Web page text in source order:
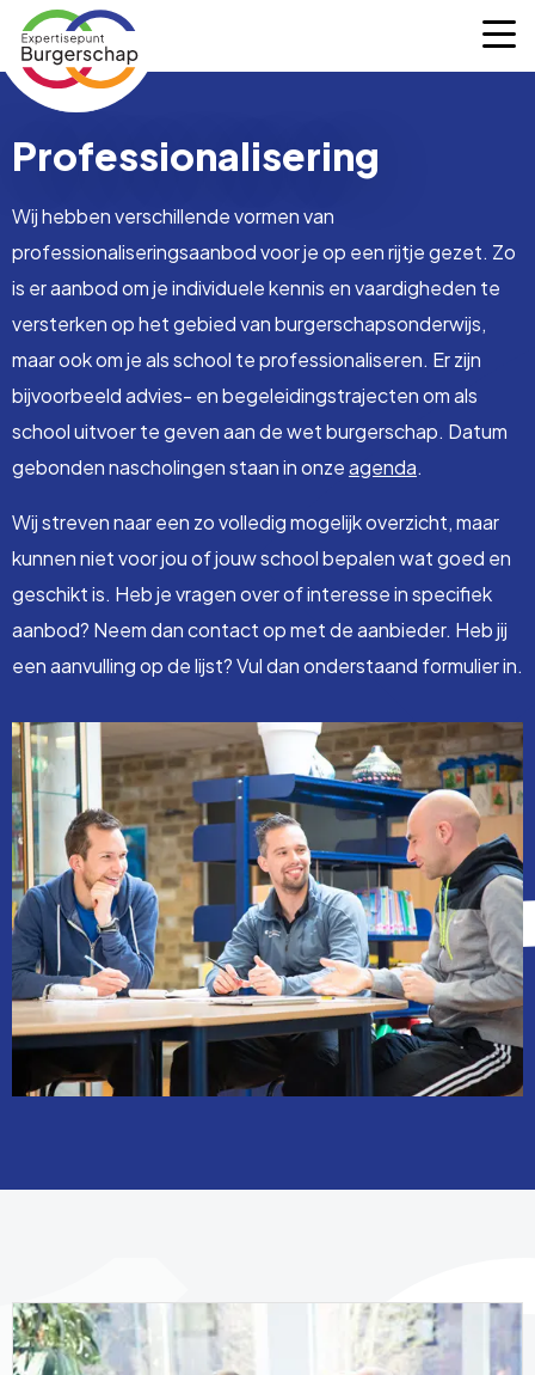
Expertisepunt
Burgerschap
Professionalisering
Wij hebben verschillende vormen van
professionaliseringsaanbod voor je op een rijtje gezet. Zo
is er aanbod om je individuele kennis en vaardigheden te
versterken op het gebied van burgerschapsonderwijs,
maar ook om je als school te professionaliseren. Er zijn
bijvoorbeeld advies- en begeleidingstrajecten om als
school uitvoer te geven aan de wet burgerschap. Datum
gebonden nascholingen staan in onzeagenda.
Wij streven naar een zo volledig mogelijk overzicht, maar
kunnen niet voor jou of jouw school bepalen wat goed en
geschikt is. Heb je vragen over of interesse in specifiek
aanbod? Neem dan contact op met de aanbieder. Heb jij
een aanvulling op de lijst? Vul dan onderstaand formulier in.